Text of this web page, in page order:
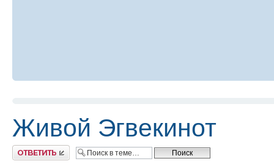
Живой Эгвекинот
Ответить